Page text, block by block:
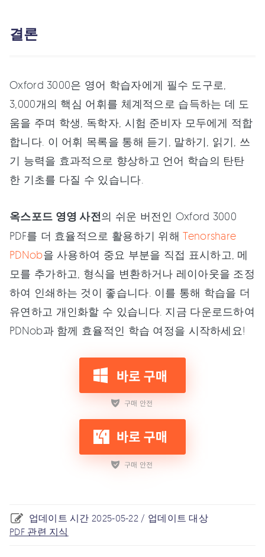
결론
Oxford 3000은 영어 학습자에게 필수 도구로,
3,000개의 핵심 어휘를 체계적으로 습득하는 데 도
움을 주며 학생, 독학자, 시험 준비자 모두에게 적합
합니다. 이 어휘 목록을 통해 듣기, 말하기, 읽기, 쓰
기 능력을 효과적으로 향상하고 언어 학습의 탄탄
한 기초를 다질 수 있습니다.
옥스포드 영영 사전의 쉬운 버전인 Oxford 3000
PDF를 더 효율적으로 활용하기 위해Tenorshare
PDNob을 사용하여 중요 부분을 직접 표시하고, 메
모를 추가하고, 형식을 변환하거나 레이아웃을 조정
하여 인쇄하는 것이 좋습니다. 이를 통해 학습을 더
유연하고 개인화할 수 있습니다. 지금 다운로드하여
PDNob과 함께 효율적인 학습 여정을 시작하세요!
업데이트 시간 2025-05-22 / 업데이트 대상
PDF 관련 지식